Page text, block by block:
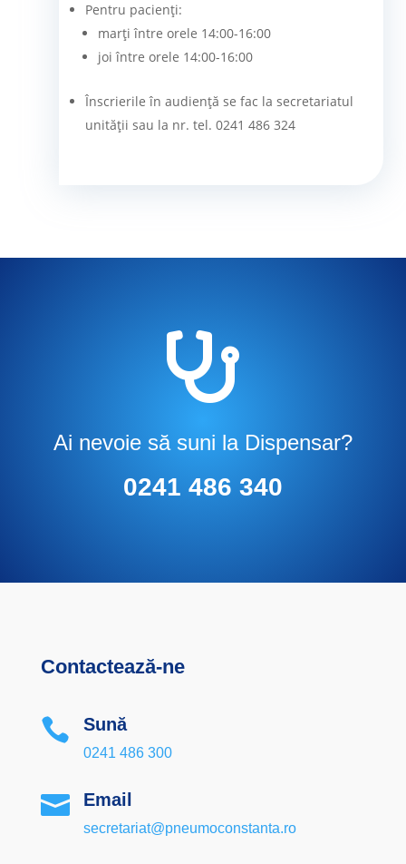
Pentru pacienți:
marți între orele 14:00-16:00
joi între orele 14:00-16:00
Înscrierile în audiență se fac la secretariatul
unității sau la nr. tel. 0241 486 324

Ai nevoie să suni la Dispensar?
0241 486 340
Contactează-ne
 Sună
0241 486 300
 Email
secretariat@pneumoconstanta.ro